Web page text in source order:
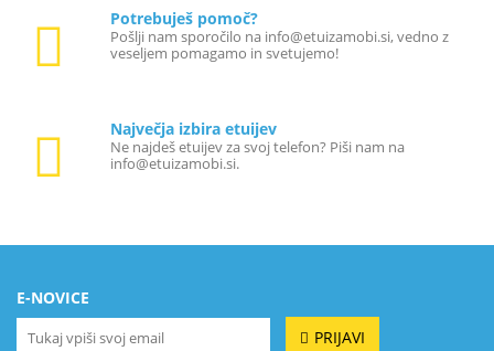
Potrebuješ pomoč?
Pošlji nam sporočilo na info@etuizamobi.si, vedno z
veseljem pomagamo in svetujemo!
Največja izbira etuijev
Ne najdeš etuijev za svoj telefon? Piši nam na
info@etuizamobi.si.
E-NOVICE
PRIJAVI